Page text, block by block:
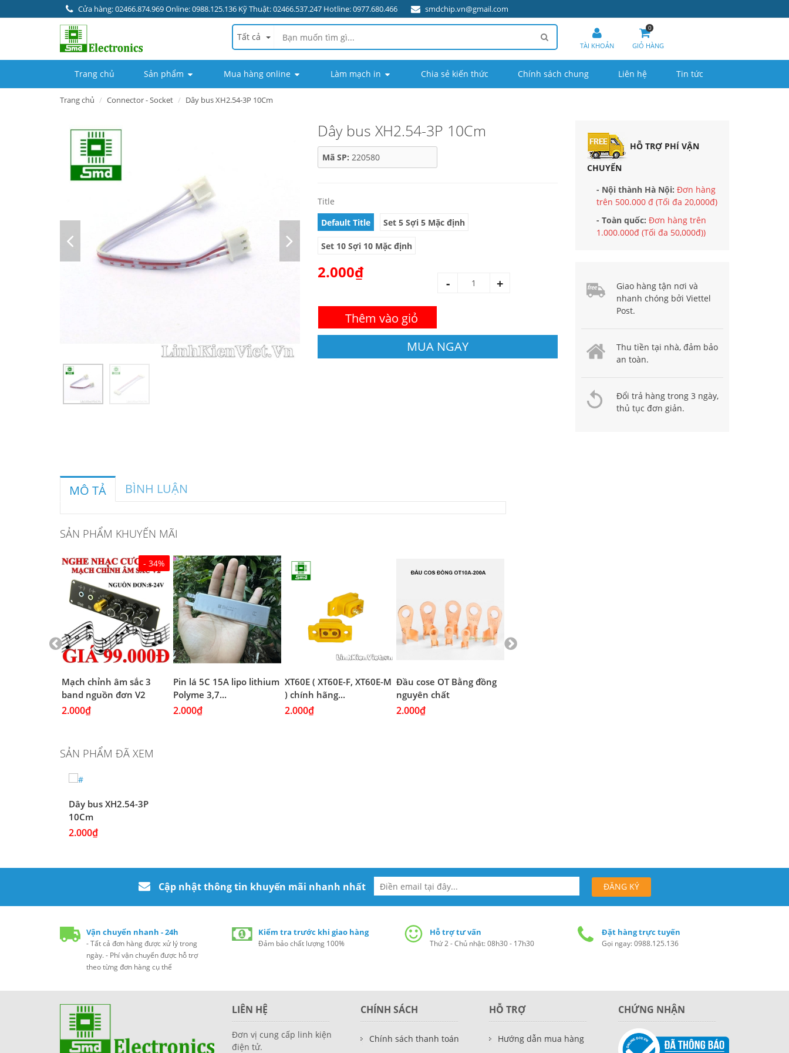
Cửa hàng: 02466.874.969 Online: 0988.125.136 Kỹ Thuật: 02466.537.247 Hotline: 0977.680.466 smdchip.vn@gmail.com
Tất cả
TÀI KHOẢN
0
GIỎ HÀNG
Trang chủ Sản phẩm Mua hàng online Làm mạch in Chia sẻ kiến thức Chính sách chung Liên hệ Tin tức
Trang chủ Connector - Socket Dây bus XH2.54-3P 10Cm
Dây bus XH2.54-3P 10Cm
Mã SP: 220580
Title
Default Title
Set 5 Sợi 5 Mặc định
Set 10 Sợi 10 Mặc định
2.000₫
- +
Thêm vào giỏ
MUA NGAY
HỖ TRỢ PHÍ VẬN
CHUYỂN
- Nội thành Hà Nội: Đơn hàng
trên 500.000 đ (Tối đa 20,000đ)
- Toàn quốc: Đơn hàng trên
1.000.000đ (Tối đa 50,000đ))
Giao hàng tận nơi và
nhanh chóng bởi Viettel
Post.
Thu tiền tại nhà, đảm bảo
an toàn.
Đổi trả hàng trong 3 ngày,
thủ tục đơn giản.
MÔ TẢ BÌNH LUẬN
SẢN PHẨM KHUYẾN MÃI
- 34%
Mạch chỉnh âm sắc 3
band nguồn đơn V2
2.000₫
Pin lá 5C 15A lipo lithium
Polyme 3,7...
2.000₫
XT60E ( XT60E-F, XT60E-M
) chính hãng...
2.000₫
Đầu cose OT Bằng đồng
nguyên chất
2.000₫
SẢN PHẨM ĐÃ XEM
Dây bus XH2.54-3P
10Cm
2.000₫
Cập nhật thông tin khuyến mãi nhanh nhất
Vận chuyển nhanh - 24h
- Tất cả đơn hàng được xử lý trong
ngày. - Phí vận chuyển được hỗ trợ
theo từng đơn hàng cụ thể
Kiểm tra trước khi giao hàng
Đảm bảo chất lượng 100%
Hỗ trợ tư vấn
Thứ 2 - Chủ nhật: 08h30 - 17h30
Đặt hàng trực tuyến
Gọi ngay: 0988.125.136
LIÊN HỆ
Đơn vị cung cấp linh kiện
điện tử.
CHÍNH SÁCH
Chính sách thanh toán
HỖ TRỢ
Hướng dẫn mua hàng
CHỨNG NHẬN